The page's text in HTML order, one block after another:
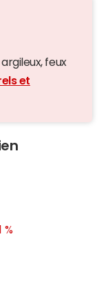
feux
et
%